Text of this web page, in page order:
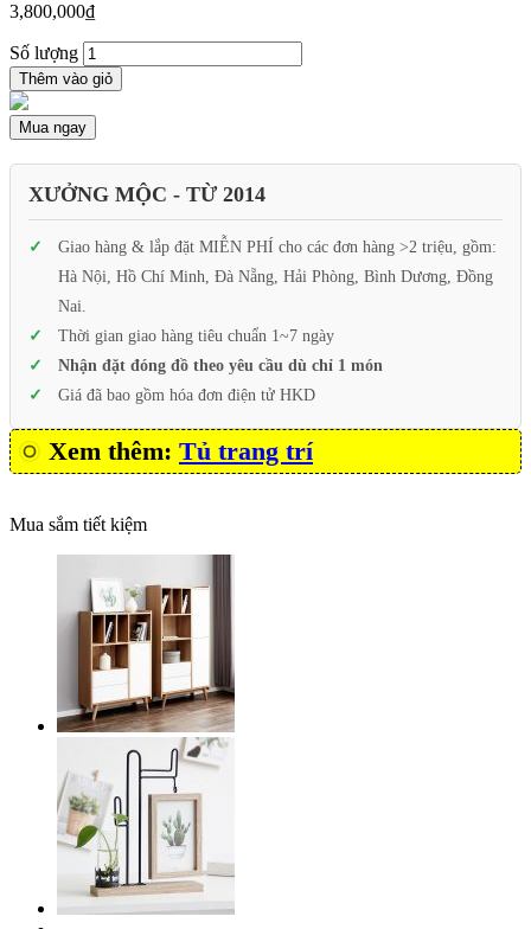
3,800,000₫
Số lượng
Thêm vào giỏ
Mua ngay
XƯỞNG MỘC - TỪ 2014
Giao hàng & lắp đặt MIỄN PHÍ cho các đơn hàng >2 triệu, gồm:
Hà Nội, Hồ Chí Minh, Đà Nẵng, Hải Phòng, Bình Dương, Đồng
Nai.
Thời gian giao hàng tiêu chuẩn 1~7 ngày
Nhận đặt đóng đồ theo yêu cầu dù chỉ 1 món
Giá đã bao gồm hóa đơn điện tử HKD
Xem thêm: Tủ trang trí
Mua sắm tiết kiệm